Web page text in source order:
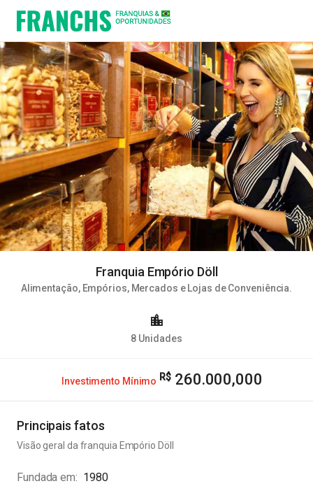
Franquia Empório Döll
Alimentação, Empórios, Mercados e Lojas de Conveniência.
Investimento Mínimo 260.000,000
8 Unidades
Principais fatos
Visão geral da franquia Empório Döll
Fundada em
1980